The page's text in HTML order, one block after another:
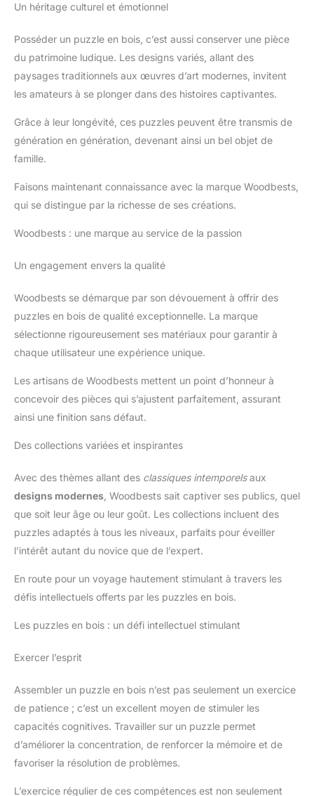
Un héritage culturel et émotionnel
Posséder un puzzle en bois, c’est aussi conserver une pièce
du patrimoine ludique. Les designs variés, allant des
paysages traditionnels aux œuvres d’art modernes, invitent
les amateurs à se plonger dans des histoires captivantes.
Grâce à leur longévité, ces puzzles peuvent être transmis de
génération en génération, devenant ainsi un bel objet de
famille.
Faisons maintenant connaissance avec la marque Woodbests,
qui se distingue par la richesse de ses créations.
Woodbests : une marque au service de la passion
Un engagement envers la qualité
Woodbests se démarque par son dévouement à offrir des
puzzles en bois de qualité exceptionnelle. La marque
sélectionne rigoureusement ses matériaux pour garantir à
chaque utilisateur une expérience unique.
Les artisans de Woodbests mettent un point d’honneur à
concevoir des pièces qui s’ajustent parfaitement, assurant
ainsi une finition sans défaut.
Des collections variées et inspirantes
Avec des thèmes allant des classiques intemporelsaux
designs modernes , Woodbests sait captiver ses publics, quel
que soit leur âge ou leur goût. Les collections incluent des
puzzles adaptés à tous les niveaux, parfaits pour éveiller
l’intérêt autant du novice que de l’expert.
En route pour un voyage hautement stimulant à travers les
défis intellectuels offerts par les puzzles en bois.
Les puzzles en bois : un défi intellectuel stimulant
Exercer l’esprit
Assembler un puzzle en bois n’est pas seulement un exercice
de patience ; c’est un excellent moyen de stimuler les
capacités cognitives. Travailler sur un puzzle permet
d’améliorer la concentration, de renforcer la mémoire et de
favoriser la résolution de problèmes.
L’exercice régulier de ces compétences est non seulement